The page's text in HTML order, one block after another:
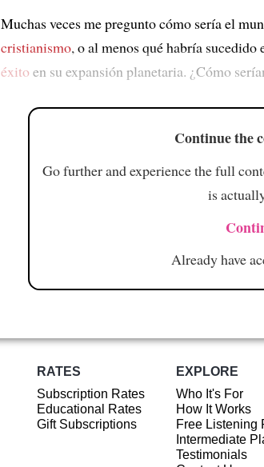
Muchas veces me pregunto cómo sería el
cristianismo, o al menos qué habría sucedido
éxitoen su expansión planetaria. ¿Cómo
Continue the
Go further and experience the full
is
Already have
RATES
Subscription Rates
Educational Rates
Gift Subscriptions
EXPLORE
Who It's For
How It Works
Free Listening
Intermediate
Testimonials